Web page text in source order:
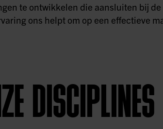
te ontwikkelen die aansluiten bij
ons helpt om op een effectieve
DISCIPLINES